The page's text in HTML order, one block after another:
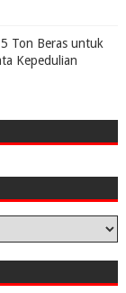
Ton Beras untuk
Kepedulian